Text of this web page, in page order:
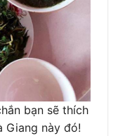
bạn sẽ thích
Giang này đó!